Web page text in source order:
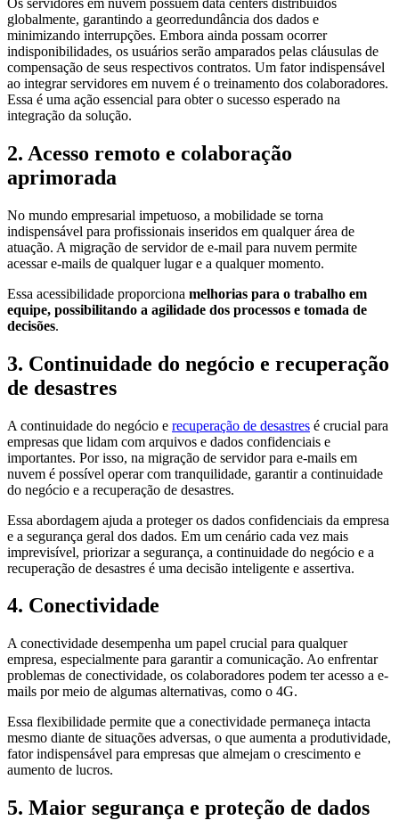
Os servidores em nuvem possuem data centers distribuídos
globalmente, garantindo a georredundância dos dados e
minimizando interrupções. Embora ainda possam ocorrer
indisponibilidades, os usuários serão amparados pelas cláusulas de
compensação de seus respectivos contratos. Um fator indispensável
ao integrar servidores em nuvem é o treinamento dos colaboradores.
Essa é uma ação essencial para obter o sucesso esperado na
integração da solução.
2. Acesso remoto e colaboração
aprimorada
No mundo empresarial impetuoso, a mobilidade se torna
indispensável para profissionais inseridos em qualquer área de
atuação. A migração de servidor de e-mail para nuvem permite
acessar e-mails de qualquer lugar e a qualquer momento.
Essa acessibilidade proporciona melhorias para o trabalho em
equipe, possibilitando a agilidade dos processos e tomada de
decisões.
3. Continuidade do negócio e recuperação
de desastres
A continuidade do negócio e recuperação de desastres é crucial para
empresas que lidam com arquivos e dados confidenciais e
importantes. Por isso, na migração de servidor para e-mails em
nuvem é possível operar com tranquilidade, garantir a continuidade
do negócio e a recuperação de desastres.
Essa abordagem ajuda a proteger os dados confidenciais da empresa
e a segurança geral dos dados. Em um cenário cada vez mais
imprevisível, priorizar a segurança, a continuidade do negócio e a
recuperação de desastres é uma decisão inteligente e assertiva.
4. Conectividade
A conectividade desempenha um papel crucial para qualquer
empresa, especialmente para garantir a comunicação. Ao enfrentar
problemas de conectividade, os colaboradores podem ter acesso a e-
mails por meio de algumas alternativas, como o 4G.
Essa flexibilidade permite que a conectividade permaneça intacta
mesmo diante de situações adversas, o que aumenta a produtividade,
fator indispensável para empresas que almejam o crescimento e
aumento de lucros.
5. Maior segurança e proteção de dados